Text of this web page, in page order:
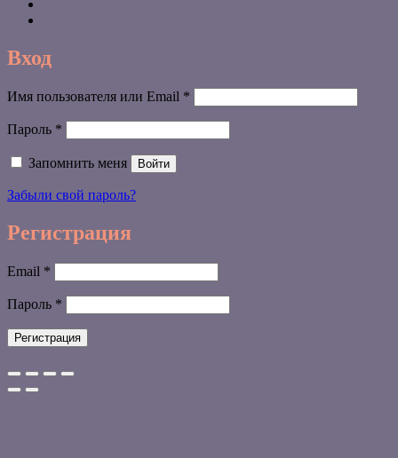
Вход
Имя пользователя или Email *
Пароль *
Запомнить меня Войти
Забыли свой пароль?
Регистрация
Email *
Пароль *
Регистрация